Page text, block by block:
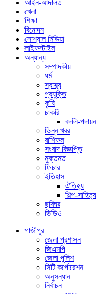
আইন-আদালত
খেলা
শিক্ষা
বিনোদন
সোশ্যাল মিডিয়া
লাইফস্টাইল
অন্যান্য
সম্পাদকীয়
ধর্ম
স্বাস্থ্য
প্রযুক্তি
কৃষি
চাকরি
বদলি-পদায়ন
ভিন্ন খবর
রাশিফল
সংবাদ বিজ্ঞপ্তি
মুক্তমত
ফিচার
ইতিহাস
ঐতিহ্য
শিল্প-সাহিত্য
ছবিঘর
ভিডিও
গাজীপুর
জেলা প্রশাসন
জিএমপি
জেলা পুলিশ
সিটি কর্পোরেশন
অনুসন্ধান
নির্বাচন